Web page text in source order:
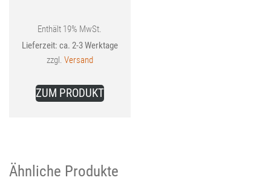
Enthält 19% MwSt.
Lieferzeit: ca. 2-3 Werktage
zzgl. Versand
ZUM PRODUKT
Ähnliche Produkte